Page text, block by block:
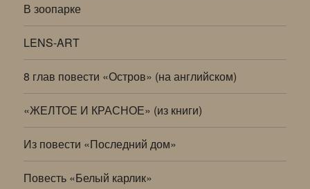
В зоопарке
LENS-ART
8 глав повести «Остров» (на английском)
«ЖЕЛТОЕ И КРАСНОЕ» (из книги)
Из повести «Последний дом»
Повесть «Белый карлик»